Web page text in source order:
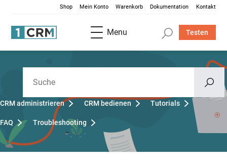
Shop Mein Konto Warenkorb Dokumentation Kontakt
Menu Testen
CRM administrieren CRM bedienen Tutorials
FAQ Troubleshooting